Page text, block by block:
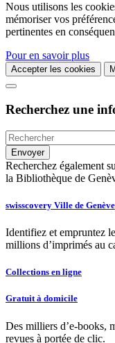
Nous utilisons les
mémoriser vos
pertinentes en
Pour en savoir plus
Accepter les cookies
Recherchez une
Recherchez également
la Bibliothèque de
swisscovery Ville de Genève
Identifiez et empruntez
millions d’imprimés au
Collections en ligne
Gratuit à domicile
Des milliers d’e-books,
revues à portée de clic.